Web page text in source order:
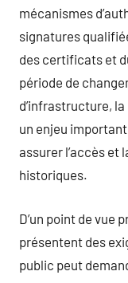
mécanismes
signatures
des certificats et
période de
d’infrastructure,
un enjeu
assurer l’accès et
historiques.
D’un point de vue
présentent des
public peut